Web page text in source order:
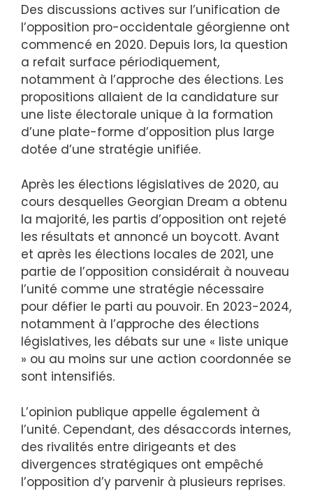
Des discussions actives sur l’unification de
l’opposition pro-occidentale géorgienne ont
commencé en 2020. Depuis lors, la question
a refait surface périodiquement,
notamment à l’approche des élections. Les
propositions allaient de la candidature sur
une liste électorale unique à la formation
d’une plate-forme d’opposition plus large
dotée d’une stratégie unifiée.
Après les élections législatives de 2020, au
cours desquelles Georgian Dream a obtenu
la majorité, les partis d’opposition ont rejeté
les résultats et annoncé un boycott. Avant
et après les élections locales de 2021, une
partie de l’opposition considérait à nouveau
l’unité comme une stratégie nécessaire
pour défier le parti au pouvoir. En 2023-2024,
notamment à l’approche des élections
législatives, les débats sur une « liste unique
» ou au moins sur une action coordonnée se
sont intensifiés.
L’opinion publique appelle également à
l’unité. Cependant, des désaccords internes,
des rivalités entre dirigeants et des
divergences stratégiques ont empêché
l’opposition d’y parvenir à plusieurs reprises.